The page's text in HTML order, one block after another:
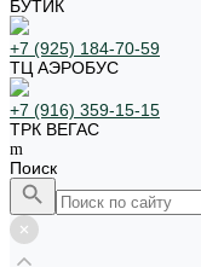
БУТИК
+7 (925) 184-70-59
ТЦ АЭРОБУС
+7 (916) 359-15-15
ТРК ВЕГАС
Поиск